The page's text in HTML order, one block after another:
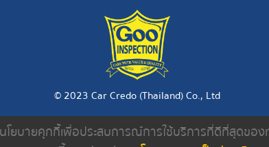
© 2023 Car Credo (Thailand) Co., Ltd
ค้นหารถมือสอง ดีลเลอร์ บทควา
โยบายคุกกี้เพื่อประสบการณ์การใช้บริการที่ดีที่สุดข